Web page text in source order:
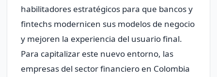
habilitadores estratégicos para que bancos y
fintechs modernicen sus modelos de negocio
y mejoren la experiencia del usuario final.
Para capitalizar este nuevo entorno, las
empresas del sector financiero en Colombia